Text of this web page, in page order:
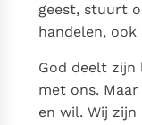
geest, stuurt
handelen, ook
God deelt zijn
met ons.
en wil. Wij zijn